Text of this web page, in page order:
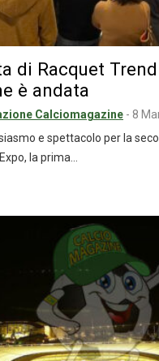
di Racquet
è andata
Calciomagazine - 8
e spettacolo per la
la prima…